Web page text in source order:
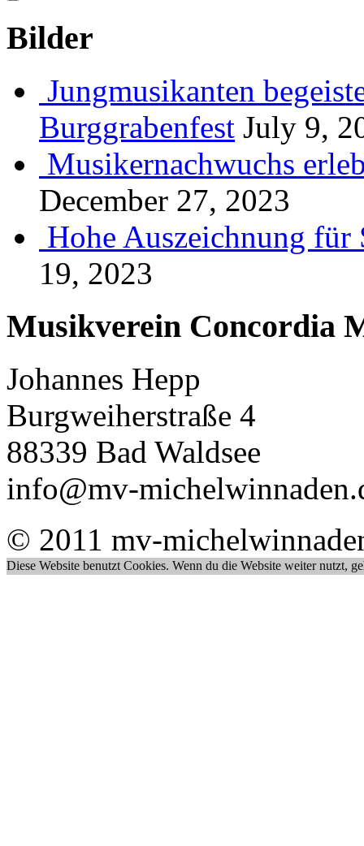
Bilder
Jungmusikanten
Burggrabenfest July 9,
Musikernachwuchs
December 27, 2023
Hohe Auszeichnung für
19, 2023
Musikverein Concordia
Johannes Hepp
Burgweiherstraße 4
88339 Bad Waldsee
info@mv-
© 2011 mv-
Diese Website benutzt Cookies. Wenn du die Website weiter nutzt,